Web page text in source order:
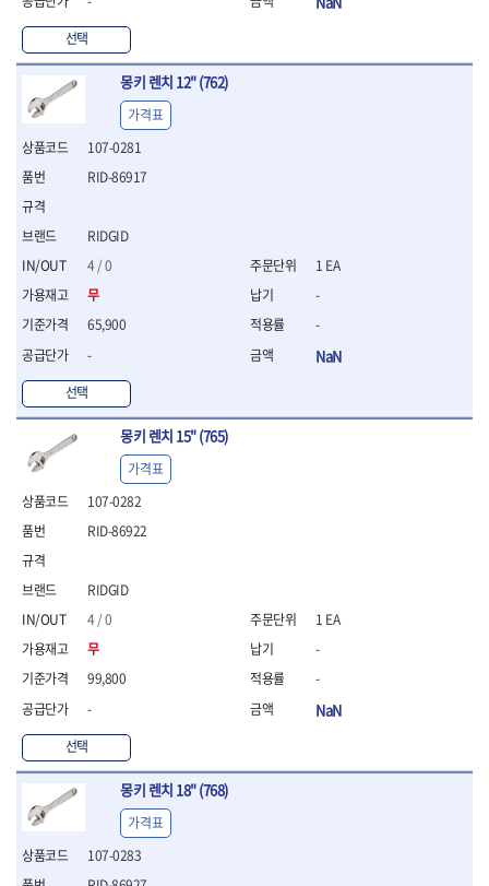
- 임팩십자비트
- 십자비트
- 임팩별비트소켓
- 임팩XZN비트소켓
- 십자비트소켓
- 일자비트소켓
- XZN비트
- 임팩XZN비트
- 토크드라이버
- 포지비트소켓
- 임팩포지비트소켓
플라이어,몽키,스패너
- 뻰치
- 편구스패너
- 플라이어
- 니퍼
- 롱노우즈
- 스냅링플라이어
- 그룹조인트플라이어
- 케이블커터
- 니퍼 외
- 공구함세트
- 콤비네이션렌치
- 라쳇콤비네이션렌치
- 라쳇옵셋렌치
- 콤비네이션렌치세트
- 양구스패너세트
- 옵셋렌치세트
- 라쳇콤비네이션렌치세
- 몽키스패너
- 라쳇콤비네이션세트
선택
몽키 렌치 12" (762)
107-0281
RIDGID
4 / 0
무
65,900
-
선택
RID-86917
가격표
1 EA
-
-
NaN
몽키 렌치 15" (765)
107-0282
RIDGID
4 / 0
무
99,800
-
선택
RID-86922
가격표
1 EA
-
-
NaN
몽키 렌치 18" (768)
107-0283
가격표